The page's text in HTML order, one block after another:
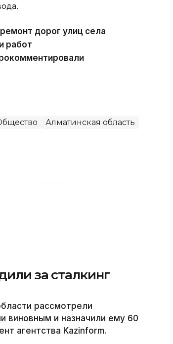
дорог улиц села
работ
Алматинская область
за сталкинг
рассмотрели
виновным и назначили ему 60
агентства Kazinform.